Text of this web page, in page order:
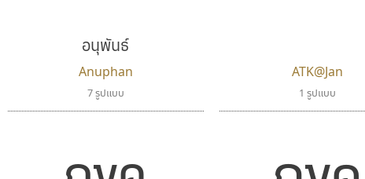
อนุพันธ์
Anuphan
7 รูปแบบ
ATK@Jan
1 รูปแบบ